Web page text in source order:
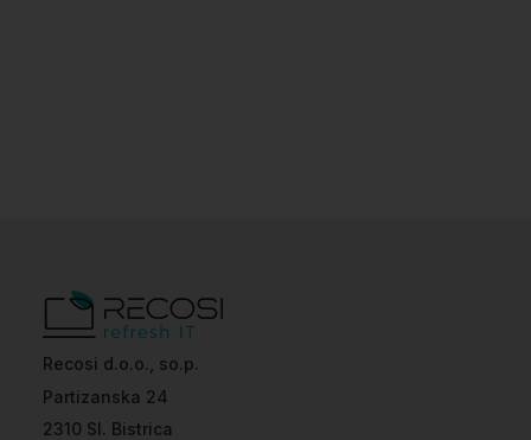
Recosi d.o.o., so.p.
Partizanska 24
2310 Sl. Bistrica